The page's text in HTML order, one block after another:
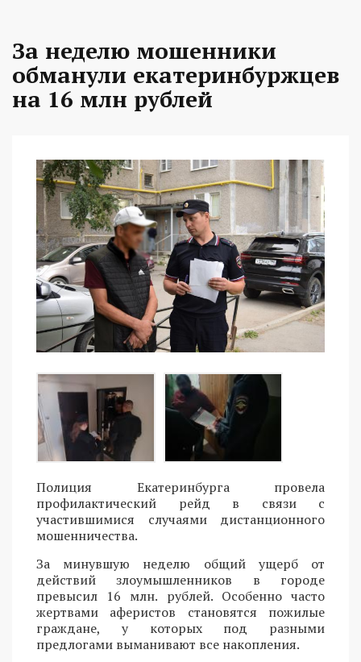
За неделю мошенники
обманули екатеринбуржцев
на 16 млн рублей
Полиция Екатеринбурга провела
профилактический рейд в связи с
участившимися случаями дистанционного
мошенничества.
За минувшую неделю общий ущерб от
действий злоумышленников в городе
превысил 16 млн. рублей. Особенно часто
жертвами аферистов становятся пожилые
граждане, у которых под разными
предлогами выманивают все накопления.